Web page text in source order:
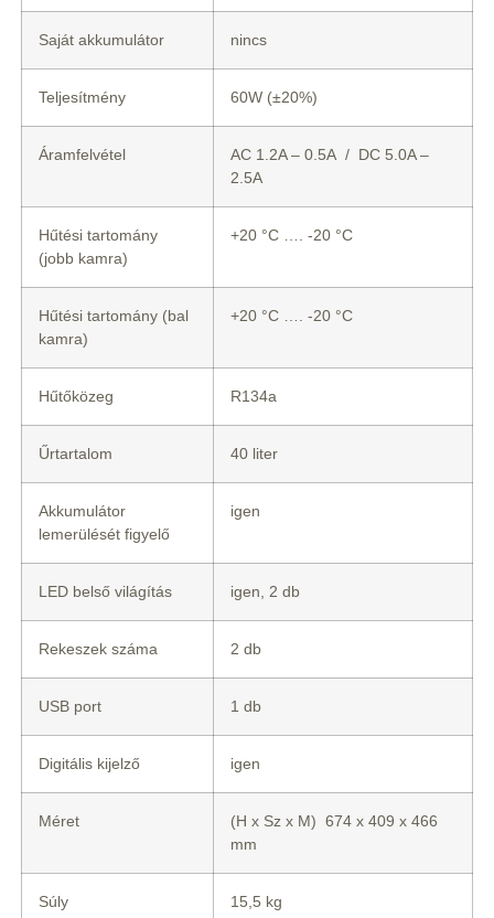
Saját akkumulátor nincs
Teljesítmény 60W (±20%)
Áramfelvétel
AC 1.2A – 0.5A / DC 5.0A –
2.5A
Hűtési tartomány
(jobb kamra)
+20 °C …. -20 °C
Hűtési tartomány (bal
kamra)
+20 °C …. -20 °C
Hűtőközeg R134a
Űrtartalom 40 liter
Akkumulátor
lemerülését figyelő
igen
LED belső világítás igen, 2 db
Rekeszek száma 2 db
USB port 1 db
Digitális kijelző igen
Méret
(H x Sz x M) 674 x 409 x 466
mm
Súly 15,5 kg